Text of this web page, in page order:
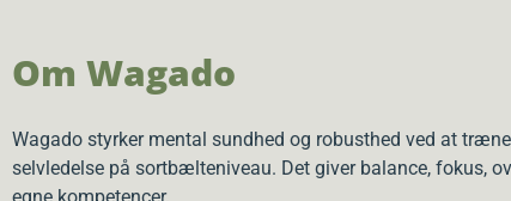
Om Wagado
Wagado styrker mental sundhed og robusthed ved at
selvledelse på sortbælteniveau. Det giver balance, fokus,